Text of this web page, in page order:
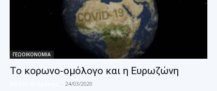
ΓΕΩΟΙΚΟΝΟΜΙΑ
Το κορωνο-ομόλογο και η Ευρωζώνη
- 24/03/2020